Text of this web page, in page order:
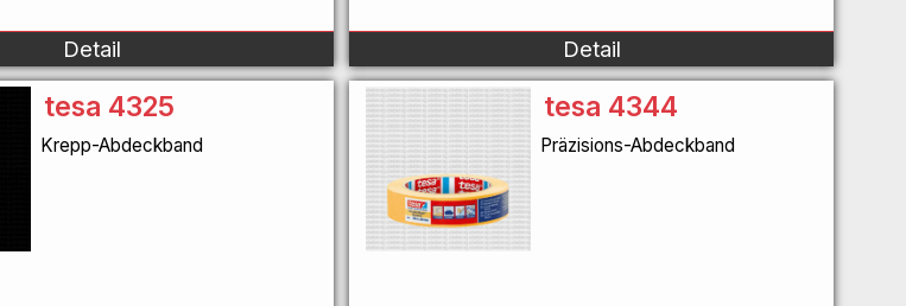
Detail Detail
tesa 4325
Krepp-Abdeckband
tesa 4344
Präzisions-Abdeckband